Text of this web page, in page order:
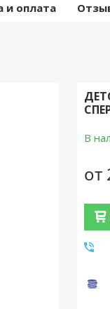
и оплата
В
от